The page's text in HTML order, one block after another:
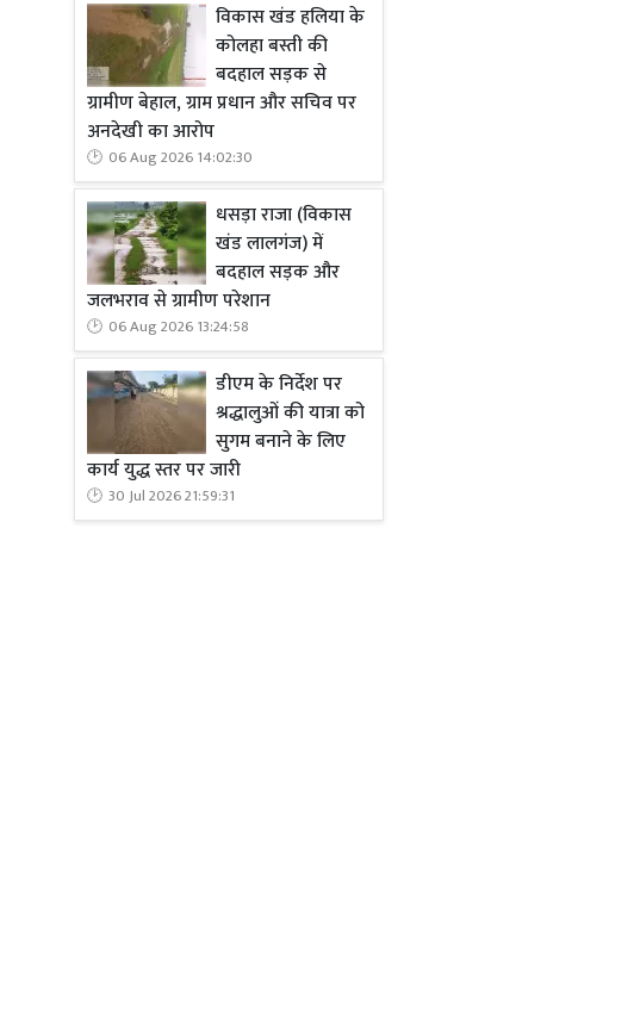
विकास खंड हलिया के
कोलहा बस्ती की
बदहाल सड़क से
ग्रामीण बेहाल, ग्राम प्रधान और सचिव पर
अनदेखी का आरोप
06 Aug 2026 14:02:30
धसड़ा राजा (विकास
खंड लालगंज) में
बदहाल सड़क और
जलभराव से ग्रामीण परेशान
06 Aug 2026 13:24:58
डीएम के निर्देश पर
श्रद्धालुओं की यात्रा को
सुगम बनाने के लिए
कार्य युद्ध स्तर पर जारी
30 Jul 2026 21:59:31